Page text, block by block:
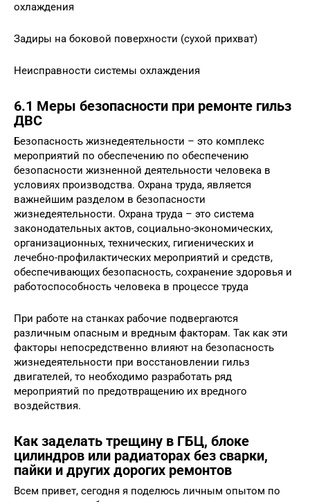
охлаждения
Задиры на боковой поверхности (сухой прихват)
Неисправности системы охлаждения
6.1 Меры безопасности при ремонте гильз
ДВС
Безопасность жизнедеятельности – это комплекс
мероприятий по обеспечению по обеспечению
безопасности жизненной деятельности человека в
условиях производства. Охрана труда, является
важнейшим разделом в безопасности
жизнедеятельности. Охрана труда – это система
законодательных актов, социально-экономических,
организационных, технических, гигиенических и
лечебно-профилактических мероприятий и средств,
обеспечивающих безопасность, сохранение здоровья и
работоспособность человека в процессе труда
При работе на станках рабочие подвергаются
различным опасным и вредным факторам. Так как эти
факторы непосредственно влияют на безопасность
жизнедеятельности при восстановлении гильз
двигателей, то необходимо разработать ряд
мероприятий по предотвращению их вредного
воздействия.
Как заделать трещину в ГБЦ, блоке
цилиндров или радиаторах без сварки,
пайки и других дорогих ремонтов
Всем привет, сегодня я поделюсь личным опытом по